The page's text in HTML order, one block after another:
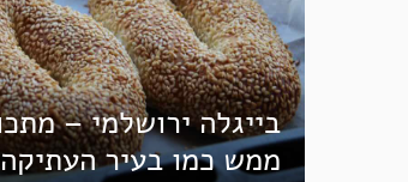
בייגלה ירושלמי –
ממש כמו בעיר העתיקה